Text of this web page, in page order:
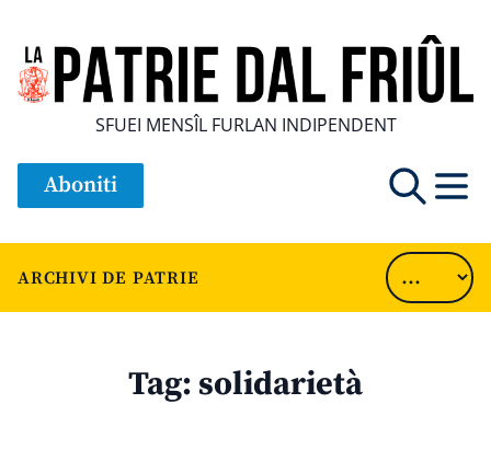
SFUEI MENSÎL FURLAN INDIPENDENT
Aboniti
ARCHIVI DE PATRIE
Tag: solidarietà